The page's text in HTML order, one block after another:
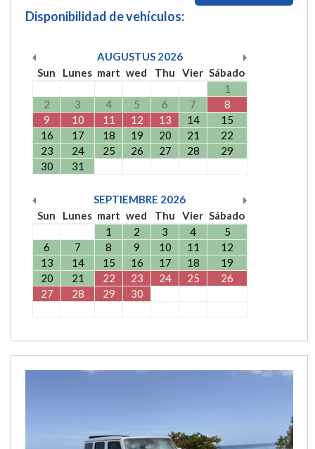
Disponibilidad de vehículos:
AUGUSTUS 2026
Sun
Lunes mart wed Thu Vier Sábado
1
2
3 4 5 6 7
8
9
10 11 12 13 14
15
16
17 18 19 20 21
22
23
24 25 26 27 28
29
30
31
SEPTIEMBRE 2026
Sun
Lunes mart wed Thu Vier Sábado
1
2 3 4
5
6
7 8 9 10 11
12
13
14 15 16 17 18
19
20
21 22 23 24 25
26
27
28 29 30